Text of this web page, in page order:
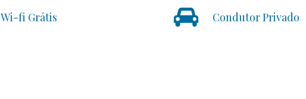
Wi-fi Grátis Condutor Privado